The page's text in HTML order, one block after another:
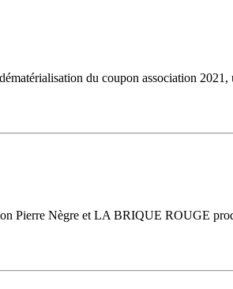
du coupon association
Pierre Nègre et LA BRIQUE ROUGE